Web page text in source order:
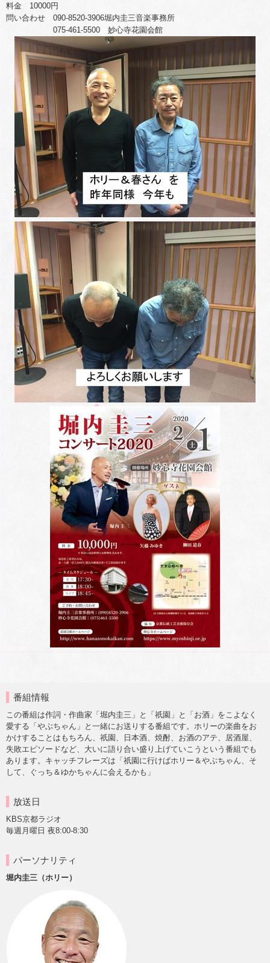
料金 10000円
問い合わせ 090-8520-3906堀内圭三音楽事務所
075-461-5500 妙心寺花園会館
番組情報
この番組は作詞・作曲家「堀内圭三」と「祇園」と「お酒」をこよなく
愛する「やぶちゃん」と一緒にお送りする番組です。ホリーの楽曲をお
かけすることはもちろん、祇園、日本酒、焼酎、お酒のアテ、居酒屋、
失敗エピソードなど、大いに語り合い盛り上げていこうという番組でも
あります。キャッチフレーズは「祇園に行けばホリー＆やぶちゃん、そ
して、ぐっち＆ゆかちゃんに会えるかも」
放送日
KBS京都ラジオ
毎週月曜日 夜8:00-8:30
パーソナリティ
堀内圭三（ホリー）